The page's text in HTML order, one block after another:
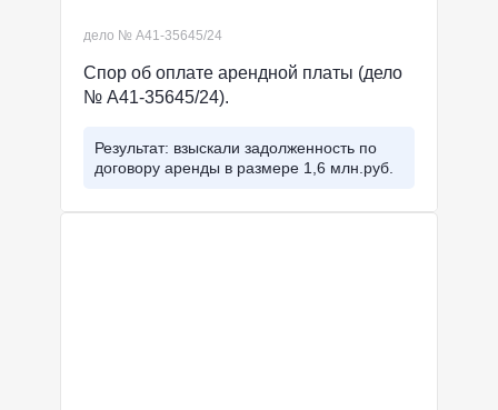
дело № А41-35645/24
Спор об оплате арендной платы (дело
№ А41-35645/24).
Результат: взыскали задолженность по
договору аренды в размере 1,6 млн.руб.